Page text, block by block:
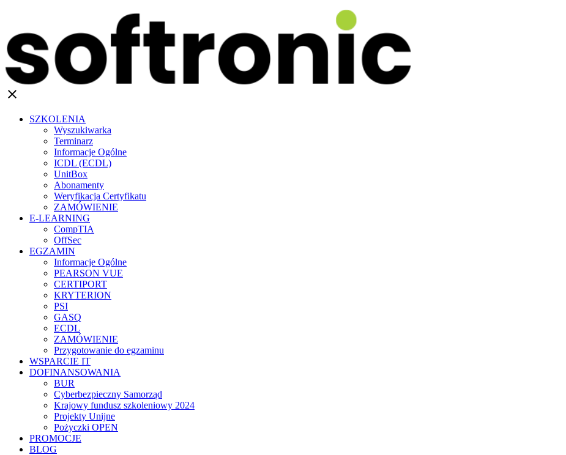
clear
SZKOLENIA
Wyszukiwarka
Terminarz
Informacje Ogólne
ICDL (ECDL)
UnitBox
Abonamenty
Weryfikacja Certyfikatu
ZAMÓWIENIE
E-LEARNING
CompTIA
OffSec
EGZAMIN
Informacje Ogólne
PEARSON VUE
CERTIPORT
KRYTERION
PSI
GASQ
ECDL
ZAMÓWIENIE
Przygotowanie do egzaminu
WSPARCIE IT
DOFINANSOWANIA
BUR
Cyberbezpieczny Samorząd
Krajowy fundusz szkoleniowy 2024
Projekty Unijne
Pożyczki OPEN
PROMOCJE
BLOG